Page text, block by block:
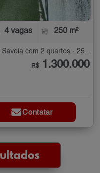
4 vagas 250 m²
Casa Térrea à Venda na Vila Nova Savoia com 2 quartos - 250 m²
R$ 1.300.000
Contatar